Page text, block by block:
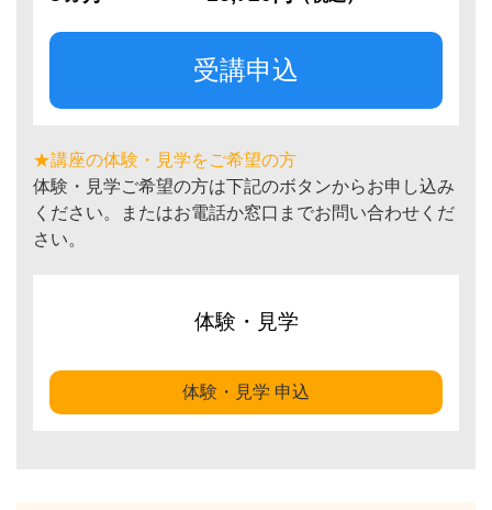
受講申込
★講座の体験・見学をご希望の方
体験・見学ご希望の方は下記のボタンからお申し込み
ください。またはお電話か窓口までお問い合わせくだ
さい。
体験・見学
体験・見学 申込